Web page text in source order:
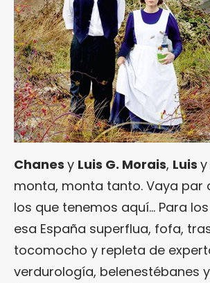
Chanes y Luis G. Morais, Luis y
monta, monta tanto. Vaya par
los que tenemos aquí… Para
esa España superflua, fofa,
tocomocho y repleta de
verdurología, belenestébanes